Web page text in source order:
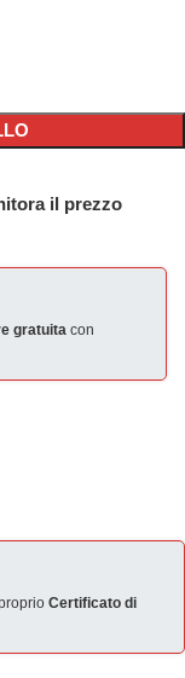
il prezzo
gratuita con
Certificato di